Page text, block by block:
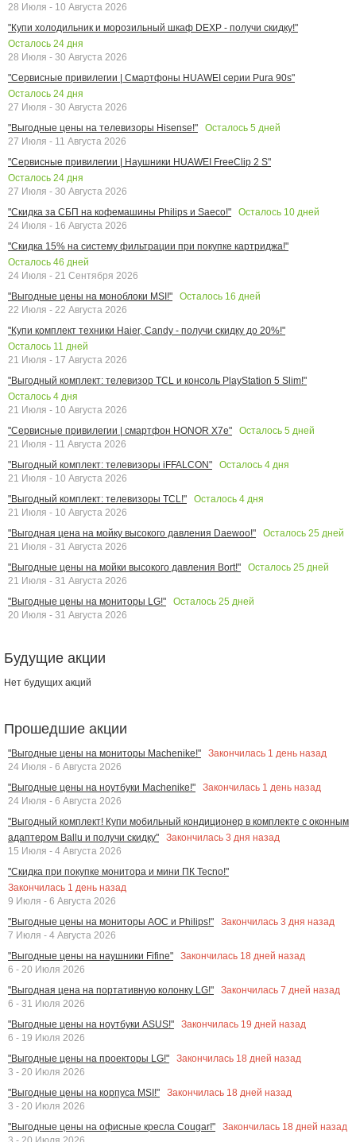
28 Июля - 10 Августа 2026
"Купи холодильник и морозильный шкаф DEXP - получи скидку!"
Осталось 24 дня
28 Июля - 30 Августа 2026
"Сервисные привилегии | Смартфоны HUAWEI серии Pura 90s"
Осталось 24 дня
27 Июля - 30 Августа 2026
"Выгодные цены на телевизоры Hisense!"
Осталось 5 дней
27 Июля - 11 Августа 2026
"Сервисные привилегии | Наушники HUAWEI FreeClip 2 S"
Осталось 24 дня
27 Июля - 30 Августа 2026
"Скидка за СБП на кофемашины Philips и Saeco!"
Осталось 10 дней
24 Июля - 16 Августа 2026
"Скидка 15% на систему фильтрации при покупке картриджа!"
Осталось 46 дней
24 Июля - 21 Сентября 2026
"Выгодные цены на моноблоки MSI!"
Осталось 16 дней
22 Июля - 22 Августа 2026
"Купи комплект техники Haier, Candy - получи скидку до 20%!"
Осталось 11 дней
21 Июля - 17 Августа 2026
"Выгодный комплект: телевизор TCL и консоль PlayStation 5 Slim!"
Осталось 4 дня
21 Июля - 10 Августа 2026
"Сервисные привилегии | смартфон HONOR X7e"
Осталось 5 дней
21 Июля - 11 Августа 2026
"Выгодный комплект: телевизоры iFFALCON"
Осталось 4 дня
21 Июля - 10 Августа 2026
"Выгодный комплект: телевизоры TCL!"
Осталось 4 дня
21 Июля - 10 Августа 2026
"Выгодная цена на мойку высокого давления Daewoo!"
Осталось 25 дней
21 Июля - 31 Августа 2026
"Выгодные цены на мойки высокого давления Bort!"
Осталось 25 дней
21 Июля - 31 Августа 2026
"Выгодные цены на мониторы LG!"
Осталось 25 дней
20 Июля - 31 Августа 2026
Будущие акции
Нет будущих акций
Прошедшие акции
"Выгодные цены на мониторы Machenike!" Закончилась 1 день назад
24 Июля - 6 Августа 2026
"Выгодные цены на ноутбуки Machenike!"
Закончилась 1 день назад
24 Июля - 6 Августа 2026
"Выгодный комплект! Купи мобильный кондиционер в комплекте с оконным
адаптером Ballu и получи скидку"
Закончилась 3 дня назад
15 Июля - 4 Августа 2026
"Скидка при покупке монитора и мини ПК Tecno!"
Закончилась 1 день назад
9 Июля - 6 Августа 2026
"Выгодные цены на мониторы AOC и Philips!"
Закончилась 3 дня назад
7 Июля - 4 Августа 2026
"Выгодные цены на наушники Fifine"
Закончилась 18 дней назад
6 - 20 Июля 2026
"Выгодная цена на портативную колонку LG!"
Закончилась 7 дней назад
6 - 31 Июля 2026
"Выгодные цены на ноутбуки ASUS!"
Закончилась 19 дней назад
6 - 19 Июля 2026
"Выгодные цены на проекторы LG!"
Закончилась 18 дней назад
3 - 20 Июля 2026
"Выгодные цены на корпуса MSI!"
Закончилась 18 дней назад
3 - 20 Июля 2026
"Выгодные цены на офисные кресла Cougar!"
Закончилась 18 дней назад